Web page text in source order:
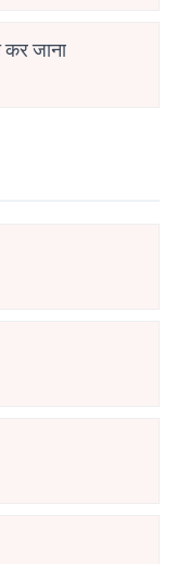
जाना